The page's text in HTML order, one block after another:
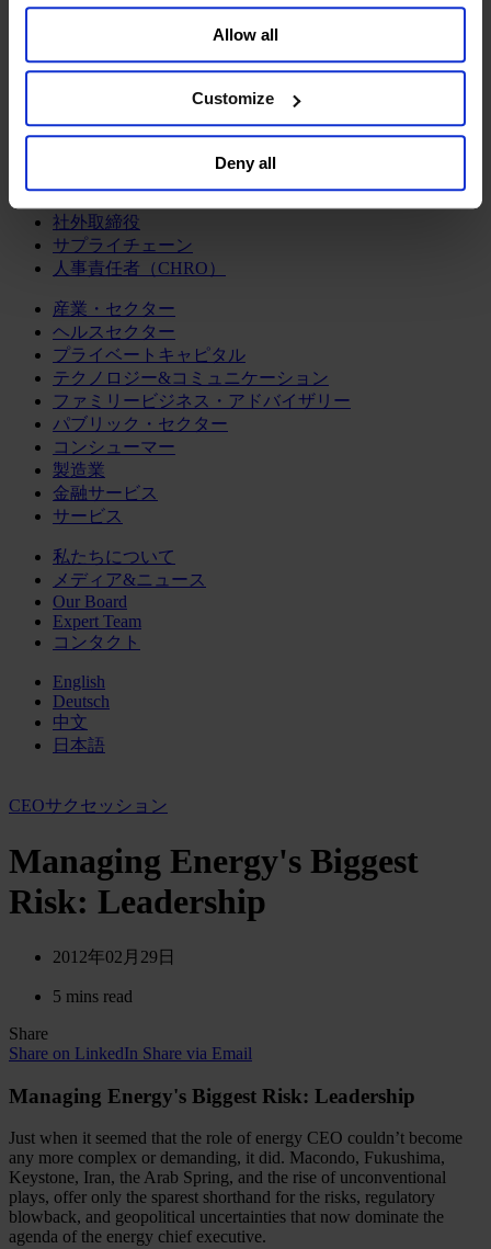
your data for targeted advertising, by clicking “Do Not
Sell or Share My Personal Information” in the footer of
the website. You must opt-out of each device and each
browser. For additional information and retention terms
general collection and use of personal information see
Allow all
Customize
Deny all
ファンクション
最高経営責任者（CEO）
情報テクノロジーオフィサー（CIO, CTO）
ダイバーシティ＆インクルージョン
法務、規制関連、コンプライアンス
企業広報&パブリック・アフェアーズ
社外取締役
サプライチェーン
人事責任者（CHRO）
産業・セクター
ヘルスセクター
プライベートキャピタル
テクノロジー&コミュニケーション
ファミリービジネス・アドバイザリー
パブリック・セクター
コンシューマー
製造業
金融サービス
サービス
私たちについて
メディア&ニュース
Our Board
Expert Team
コンタクト
English
Deutsch
中文
日本語
CEOサクセッション
Managing Energy's Biggest
Risk: Leadership
2012年02月29日
5 mins read
Share
Share on LinkedIn Share via Email
Managing Energy's Biggest Risk: Leadership
Just when it seemed that the role of energy CEO couldn’t become
any more complex or demanding, it did. Macondo, Fukushima,
Keystone, Iran, the Arab Spring, and the rise of unconventional
plays, offer only the sparest shorthand for the risks, regulatory
blowback, and geopolitical uncertainties that now dominate the
agenda of the energy chief executive.